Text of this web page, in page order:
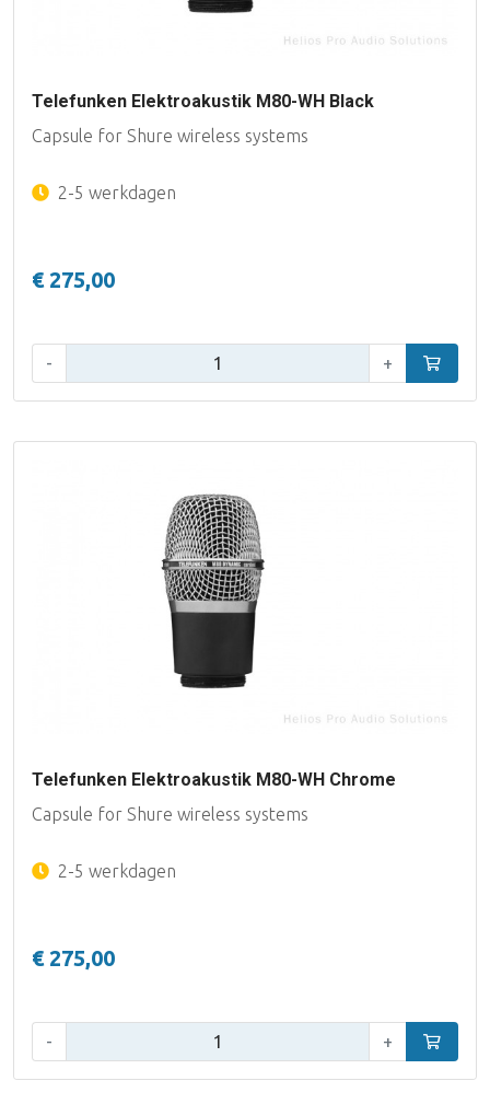
Telefunken Elektroakustik M80-WH Black
Capsule for Shure wireless systems
2-5 werkdagen
€ 275,00
- + In
Telefunken Elektroakustik M80-WH Chrome
Capsule for Shure wireless systems
2-5 werkdagen
€ 275,00
- + In